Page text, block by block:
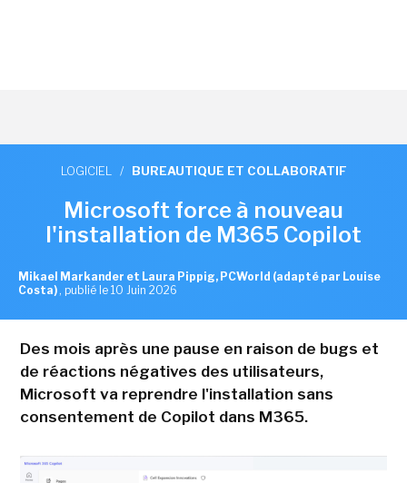
LOGICIEL / BUREAUTIQUE ET COLLABORATIF
Microsoft force à nouveau
l'installation de M365 Copilot
Mikael Markander et Laura Pippig, PCWorld (adapté par Louise
Costa) , publié le 10 Juin 2026
Des mois après une pause en raison de bugs et
de réactions négatives des utilisateurs,
Microsoft va reprendre l'installation sans
consentement de Copilot dans M365.